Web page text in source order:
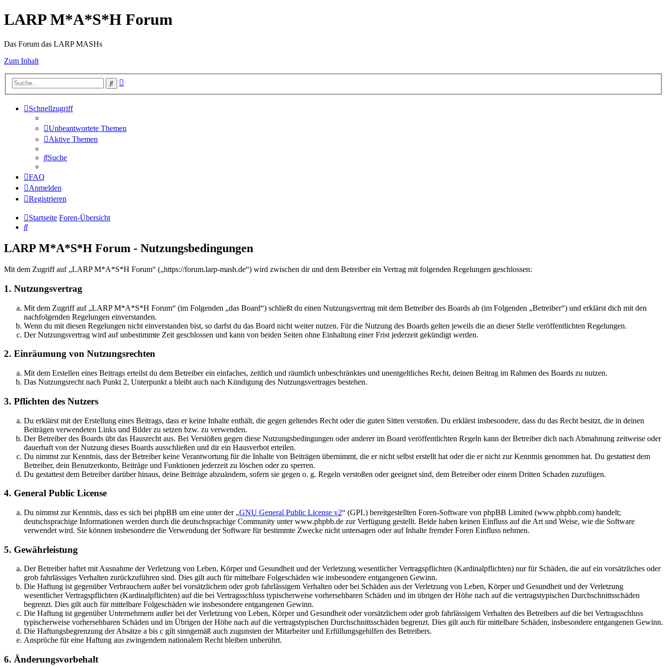
LARP M*A*S*H Forum
Das Forum das LARP MASHs
Zum Inhalt
Suche
Schnellzugriff
Unbeantwortete Themen
Aktive Themen
Suche
FAQ
Anmelden
Registrieren
Startseite Foren-Übersicht
Suche
LARP M*A*S*H Forum - Nutzungsbedingungen
Mit dem Zugriff auf „LARP M*A*S*H Forum“ („https://forum.larp-mash.de“) wird zwischen dir und dem Betreiber ein Vertrag mit folgenden Regelungen geschlossen:
1. Nutzungsvertrag
Mit dem Zugriff auf „LARP M*A*S*H Forum“ (im Folgenden „das Board“) schließt du einen Nutzungsvertrag mit dem Betreiber des Boards ab (im Folgenden „Betreiber“) und erklärst dich mit den
nachfolgenden Regelungen einverstanden.
Wenn du mit diesen Regelungen nicht einverstanden bist, so darfst du das Board nicht weiter nutzen. Für die Nutzung des Boards gelten jeweils die an dieser Stelle veröffentlichten Regelungen.
Der Nutzungsvertrag wird auf unbestimmte Zeit geschlossen und kann von beiden Seiten ohne Einhaltung einer Frist jederzeit gekündigt werden.
2. Einräumung von Nutzungsrechten
Mit dem Erstellen eines Beitrags erteilst du dem Betreiber ein einfaches, zeitlich und räumlich unbeschränktes und unentgeltliches Recht, deinen Beitrag im Rahmen des Boards zu nutzen.
Das Nutzungsrecht nach Punkt 2, Unterpunkt a bleibt auch nach Kündigung des Nutzungsvertrages bestehen.
3. Pflichten des Nutzers
Du erklärst mit der Erstellung eines Beitrags, dass er keine Inhalte enthält, die gegen geltendes Recht oder die guten Sitten verstoßen. Du erklärst insbesondere, dass du das Recht besitzt, die in deinen
Beiträgen verwendeten Links und Bilder zu setzen bzw. zu verwenden.
Der Betreiber des Boards übt das Hausrecht aus. Bei Verstößen gegen diese Nutzungsbedingungen oder anderer im Board veröffentlichten Regeln kann der Betreiber dich nach Abmahnung zeitweise oder
dauerhaft von der Nutzung dieses Boards ausschließen und dir ein Hausverbot erteilen.
Du nimmst zur Kenntnis, dass der Betreiber keine Verantwortung für die Inhalte von Beiträgen übernimmt, die er nicht selbst erstellt hat oder die er nicht zur Kenntnis genommen hat. Du gestattest dem
Betreiber, dein Benutzerkonto, Beiträge und Funktionen jederzeit zu löschen oder zu sperren.
Du gestattest dem Betreiber darüber hinaus, deine Beiträge abzuändern, sofern sie gegen o. g. Regeln verstoßen oder geeignet sind, dem Betreiber oder einem Dritten Schaden zuzufügen.
4. General Public License
Du nimmst zur Kenntnis, dass es sich bei phpBB um eine unter der „GNU General Public License v2“ (GPL) bereitgestellten Foren-Software von phpBB Limited (www.phpbb.com) handelt;
deutschsprachige Informationen werden durch die deutschsprachige Community unter www.phpbb.de zur Verfügung gestellt. Beide haben keinen Einfluss auf die Art und Weise, wie die Software
verwendet wird. Sie können insbesondere die Verwendung der Software für bestimmte Zwecke nicht untersagen oder auf Inhalte fremder Foren Einfluss nehmen.
5. Gewährleistung
Der Betreiber haftet mit Ausnahme der Verletzung von Leben, Körper und Gesundheit und der Verletzung wesentlicher Vertragspflichten (Kardinalpflichten) nur für Schäden, die auf ein vorsätzliches oder
grob fahrlässiges Verhalten zurückzuführen sind. Dies gilt auch für mittelbare Folgeschäden wie insbesondere entgangenen Gewinn.
Die Haftung ist gegenüber Verbrauchern außer bei vorsätzlichem oder grob fahrlässigem Verhalten oder bei Schäden aus der Verletzung von Leben, Körper und Gesundheit und der Verletzung
wesentlicher Vertragspflichten (Kardinalpflichten) auf die bei Vertragsschluss typischerweise vorhersehbaren Schäden und im übrigen der Höhe nach auf die vertragstypischen Durchschnittsschäden
begrenzt. Dies gilt auch für mittelbare Folgeschäden wie insbesondere entgangenen Gewinn.
Die Haftung ist gegenüber Unternehmern außer bei der Verletzung von Leben, Körper und Gesundheit oder vorsätzlichem oder grob fahrlässigem Verhalten des Betreibers auf die bei Vertragsschluss
typischerweise vorhersehbaren Schäden und im Übrigen der Höhe nach auf die vertragstypischen Durchschnittsschäden begrenzt. Dies gilt auch für mittelbare Schäden, insbesondere entgangenen Gewinn.
Die Haftungsbegrenzung der Absätze a bis c gilt sinngemäß auch zugunsten der Mitarbeiter und Erfüllungsgehilfen des Betreibers.
Ansprüche für eine Haftung aus zwingendem nationalem Recht bleiben unberührt.
6. Änderungsvorbehalt